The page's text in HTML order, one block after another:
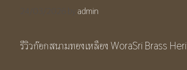
by admin
รีวิวก๊อกสนามทองเหลือง WoraSri Brass